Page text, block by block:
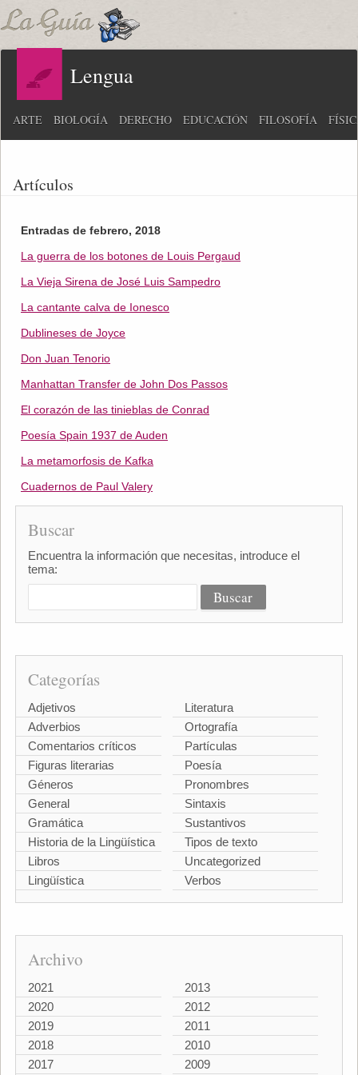
Lengua
ARTE BIOLOGÍA DERECHO EDUCACIÓN FILOSOFÍA
Artículos
Entradas de febrero, 2018
La guerra de los botones de Louis Pergaud
La Vieja Sirena de José Luis Sampedro
La cantante calva de Ionesco
Dublineses de Joyce
Don Juan Tenorio
Manhattan Transfer de John Dos Passos
El corazón de las tinieblas de Conrad
Poesía Spain 1937 de Auden
La metamorfosis de Kafka
Cuadernos de Paul Valery
Buscar
Encuentra la información que necesitas, introduce el
tema:
Categorías
Adjetivos
Adverbios
Comentarios críticos
Figuras literarias
Géneros
General
Gramática
Historia de la Lingüística
Libros
Lingüística
Literatura
Ortografía
Partículas
Poesía
Pronombres
Sintaxis
Sustantivos
Tipos de texto
Uncategorized
Verbos
Archivo
2021
2020
2019
2018
2017
2013
2012
2011
2010
2009